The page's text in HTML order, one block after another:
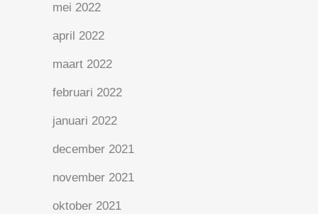
mei 2022
april 2022
maart 2022
februari 2022
januari 2022
december 2021
november 2021
oktober 2021